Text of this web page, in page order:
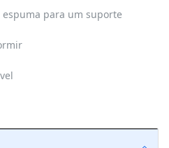
para um suporte